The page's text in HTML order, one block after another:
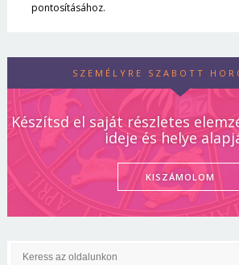
pontosításához.
SZEMÉLYRE SZABOTT
Készítsd el saját részletes
ideje és helye
KISZÁMOLOM